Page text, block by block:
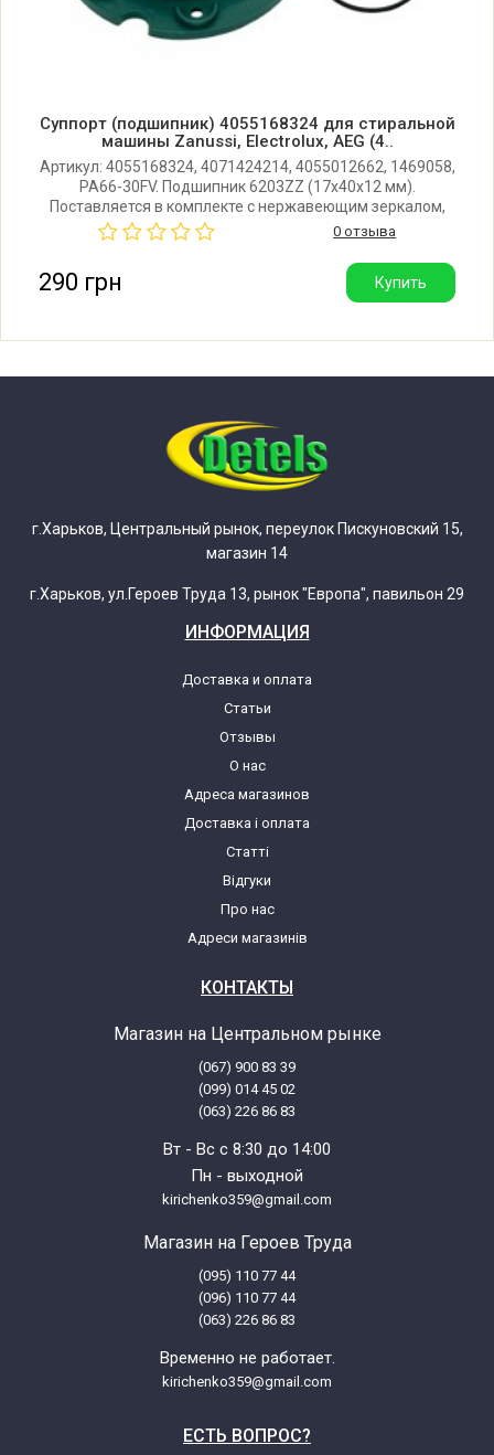
Zanussi ZWP580 913213091 01
Zanussi ZWP580 913213091 03
Zanussi ZWP580 913213091 04
Zanussi ZWP581 913101326 00
Zanussi ZWP581 913101326 01
Zanussi ZWP581 913101326 03
Zanussi ZWP581 913101326 04
Zanussi ZWP581 913101326 05
Zanussi ZWP581 913101326 07
Zanussi ZWP582 913101332 00
Zanussi ZWP582 913101332 01
Zanussi ZWP582 913101332 02
Zanussi ZWP582 913101332 05
Zanussi ZWP582 913101403 01
Zanussi ZWQ260 913214361 00
Zanussi ZWQ260 913214361 01
Zanussi ZWQ260 913215421 00
Zanussi ZWQ260 913215421 01
Суппорт (подшипник) 4055168324 для стиральной
машины Zanussi, Electrolux, AEG (4..
Артикул: 4055168324, 4071424214, 4055012662, 1469058,
PA66-30FV. Подшипник 6203ZZ (17x40x12 мм).
Поставляется в комплекте с нержавеющим зеркалом,
уплотнительным кольцом, сальником V-ring 22 и
титановой смазкой для сальника. Прозводитель: SKL
0 отзыва
290 грн Купить
г.Харьков, Центральный рынок, переулок Пискуновский 15,
магазин 14
г.Харьков, ул.Героев Труда 13, рынок "Европа", павильон 29
ИНФОРМАЦИЯ
Доставка и оплата
Статьи
Отзывы
О нас
Адреса магазинов
Доставка і оплата
Статті
Відгуки
Про нас
Адреси магазинів
КОНТАКТЫ
Магазин на Центральном рынке
(067) 900 83 39
(099) 014 45 02
(063) 226 86 83
Вт - Вс с 8:30 до 14:00
Пн - выходной
kirichenko359@gmail.com
Магазин на Героев Труда
(095) 110 77 44
(096) 110 77 44
(063) 226 86 83
Временно не работает.
kirichenko359@gmail.com
ЕСТЬ ВОПРОС?